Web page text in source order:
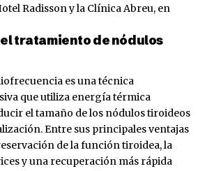
Radisson y la Clínica Abreu, en
tratamiento de nódulos
es una técnica
que utiliza energía térmica
el tamaño de los nódulos tiroideos
Entre sus principales ventajas
de la función tiroidea, la
y una recuperación más rápida